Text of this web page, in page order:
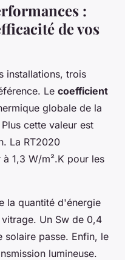
:
de vos
installations, trois
Le coefficient
globale de la
cette valeur est
La RT2020
1,3 W/m².K pour les
la quantité d'énergie
Un Sw de 0,4
passe. Enfin, le
lumineuse.